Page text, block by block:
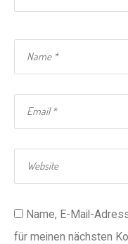
Name, E-Mail-
für meinen nächsten